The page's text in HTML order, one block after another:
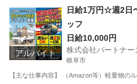
配送 スタッフ
アルバイト
日給1万円☆週2日
ッフ
日給10,000円
株式会社パートナー
岐阜市
【主な仕事内容】 （Amazon等）軽量物